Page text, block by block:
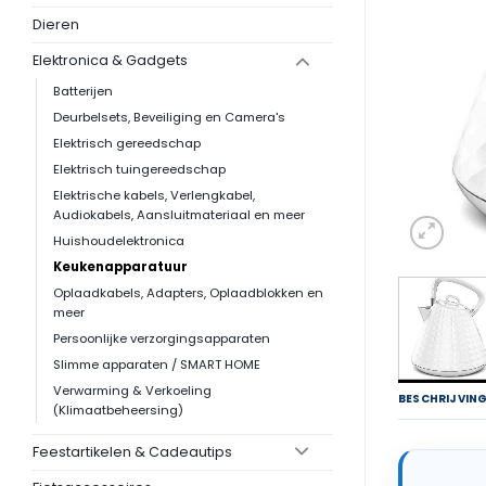
Dieren
Elektronica & Gadgets
Batterijen
Deurbelsets, Beveiliging en Camera's
Elektrisch gereedschap
Elektrisch tuingereedschap
Elektrische kabels, Verlengkabel,
Audiokabels, Aansluitmateriaal en meer
Huishoudelektronica
Keukenapparatuur
Oplaadkabels, Adapters, Oplaadblokken en
meer
Persoonlijke verzorgingsapparaten
Slimme apparaten / SMART HOME
Verwarming & Verkoeling
(Klimaatbeheersing)
Feestartikelen & Cadeautips